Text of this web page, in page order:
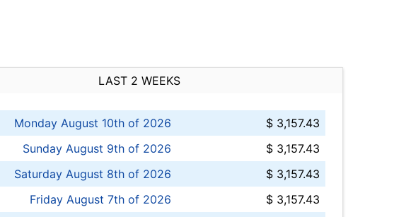
LAST 2 WEEKS
Monday August 10th of 2026
$ 3,157.43
Sunday August 9th of 2026
$ 3,157.43
Saturday August 8th of 2026
$ 3,157.43
Friday August 7th of 2026
$ 3,157.43